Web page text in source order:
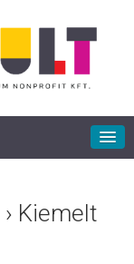
› Kiemelt